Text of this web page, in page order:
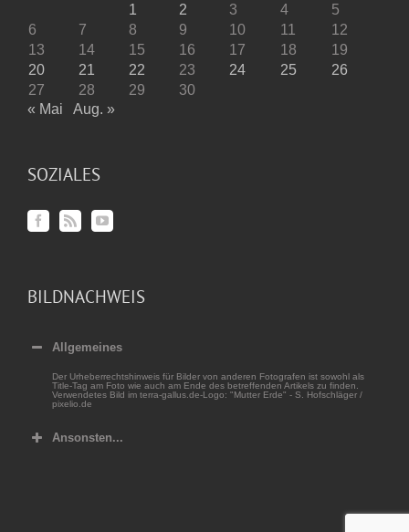
1 2 3 4
5
6
7 8 9 10 11
12
13
14 15 16 17 18
19
20
21 22 23 24 25
26
27
28 29
30
« Mai
Aug. »
SOZIALES
BILDNACHWEIS
Allgemeines
Der Urheberrechtshinweis für Bilder von anderen Fotografen ist sowohl als
Title-Tag am Foto wie auch am Ende des betreffenden Artikels zu finden.
Verwendetes Bild im terra-gallus.de-Logo: "Mutter Erde" - S. Hofschläger /
pixelio.de
Ansonsten...